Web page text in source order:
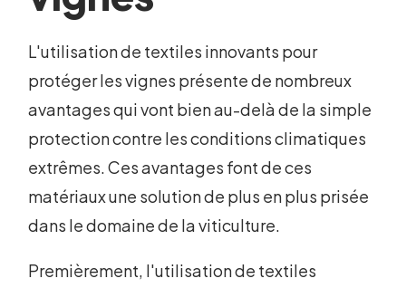
L'utilisation de textiles innovants pour
protéger les vignes présente de nombreux
avantages qui vont bien au-delà de la simple
protection contre les conditions climatiques
extrêmes. Ces avantages font de ces
matériaux une solution de plus en plus prisée
dans le domaine de la viticulture.
Premièrement, l'utilisation de textiles